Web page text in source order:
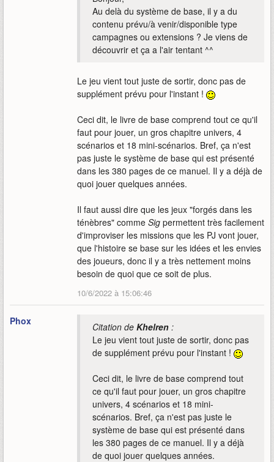
Au delà du système de base, il y a du
contenu prévu/à venir/disponible type
campagnes ou extensions ? Je viens de
découvrir et ça a l'air tentant ^^
Le jeu vient tout juste de sortir, donc pas de
supplément prévu pour l'instant !
Ceci dit, le livre de base comprend tout ce qu'il
faut pour jouer, un gros chapitre univers, 4
scénarios et 18 mini-scénarios. Bref, ça n'est
pas juste le système de base qui est présenté
dans les 380 pages de ce manuel. Il y a déjà de
quoi jouer quelques années.
Il faut aussi dire que les jeux "forgés dans les
ténèbres" comme Sig permettent très facilement
d'improviser les missions que les PJ vont jouer,
que l'histoire se base sur les idées et les envies
des joueurs, donc il y a très nettement moins
besoin de quoi que ce soit de plus.
10/6/2022 à 15:06:46
Phox Citation de Khelren :
Le jeu vient tout juste de sortir, donc pas
de supplément prévu pour l'instant !
Ceci dit, le livre de base comprend tout
ce qu'il faut pour jouer, un gros chapitre
univers, 4 scénarios et 18 mini-
scénarios. Bref, ça n'est pas juste le
système de base qui est présenté dans
les 380 pages de ce manuel. Il y a déjà
de quoi jouer quelques années.